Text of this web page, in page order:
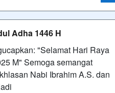
Adha 1446 H
"Selamat Hari Raya
M" Semoga semangat
Nabi Ibrahim A.S. dan